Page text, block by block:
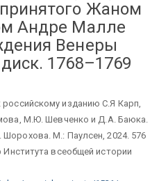
Жаном
Андре Малле
Венеры
1768–1769
изданию С.Я Карп,
М.Ю. Шевченко и Д.А. Баюка.
М.: Паулсен, 2024. 576
Института всеобщей истории